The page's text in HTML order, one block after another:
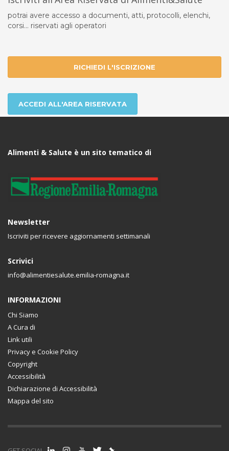
potrai avere accesso a documenti, atti, protocolli, elenchi,
corsi... riservati agli operatori
RICHIEDI L'ISCRIZIONE
ACCEDI ALL'AREA RISERVATA
Alimenti & Salute è un sito tematico di
Newsletter
Iscriviti per ricevere aggiornamenti settimanali
Scrivici
info@alimentiesalute.emilia-romagna.it
INFORMAZIONI
Chi Siamo
A Cura di
Link utili
Privacy e Cookie Policy
Copyright
Accessibilità
Dichiarazione di Accessibilità
Mappa del sito